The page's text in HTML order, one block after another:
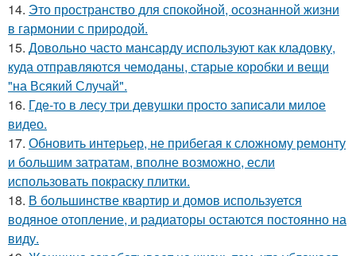
14. Это пространство для спокойной, осознанной жизни
в гармонии с природой.
15. Довольно часто мансарду используют как кладовку,
куда отправляются чемоданы, старые коробки и вещи
"на Всякий Случай".
16. Гдe-то в лесу три девушки просто записали милое
видео.
17. Обновить интерьер, не прибегая к сложному ремонту
и большим затратам, вполне возможно, если
использовать покраску плитки.
18. В большинстве квартир и домов используется
водяное отопление, и радиаторы остаются постоянно на
виду.